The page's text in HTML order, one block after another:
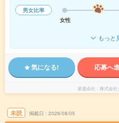
男女比率
女性
もっと
気になる! 応募へ
派遣会社 株式会社
未読 掲載日 2026/08/05